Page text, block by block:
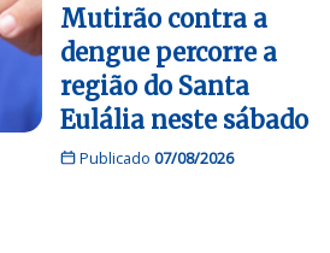
Mutirão contra a
dengue percorre a
região do Santa
Eulália neste sábado
Publicado 07/08/2026